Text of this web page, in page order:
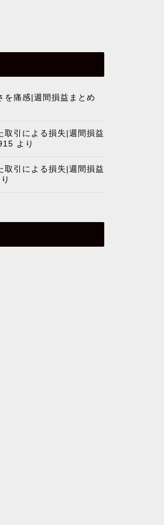
を痛感|週間損益まとめ
取引による損失|週間損益
より
取引による損失|週間損益